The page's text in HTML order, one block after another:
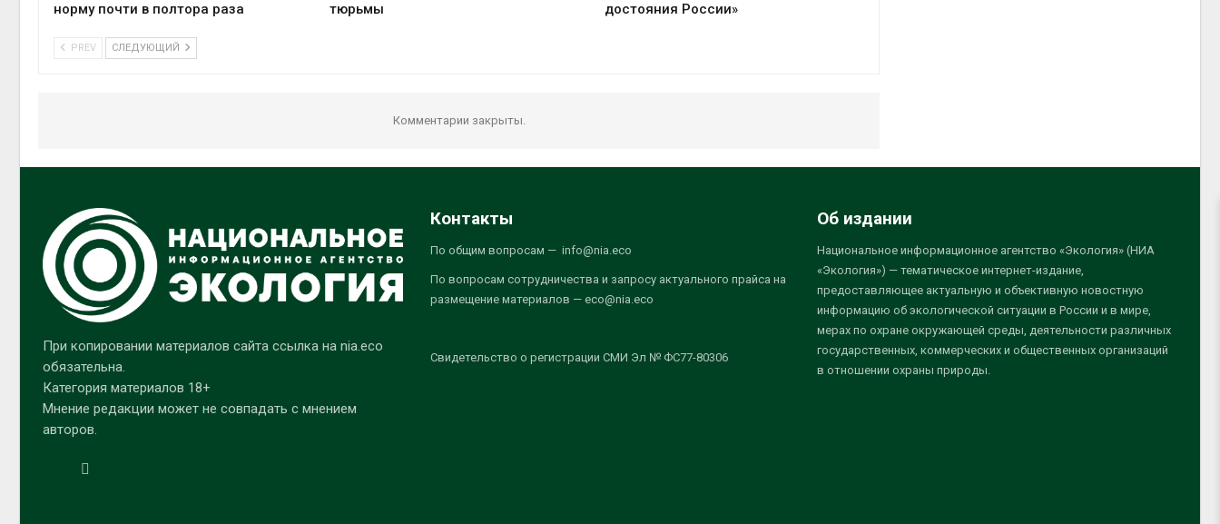
норму почти в полтора раза
тюрьмы
достояния России»
PREV СЛЕДУЮЩИЙ
Комментарии закрыты.
При копировании материалов сайта ссылка на nia.eco
обязательна.
Категория материалов 18+
Мнение редакции может не совпадать с мнением
авторов.
Контакты
По общим вопросам — info@nia.eco
По вопросам сотрудничества и запросу актуального прайса на
размещение материалов — eco@nia.eco
Свидетельство о регистрации СМИ Эл № ФС77-80306
Об издании
Национальное информационное агентство «Экология» (НИА
«Экология») — тематическое интернет-издание,
предоставляющее актуальную и объективную новостную
информацию об экологической ситуации в России и в мире,
мерах по охране окружающей среды, деятельности различных
государственных, коммерческих и общественных организаций
в отношении охраны природы.